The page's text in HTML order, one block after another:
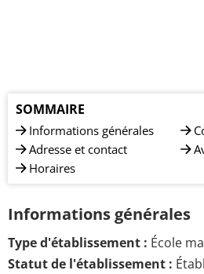
SOMMAIRE
Informations générales
Adresse et contact
Horaires
Informations générales
Type d'établissement : École
Statut de l'établissement :